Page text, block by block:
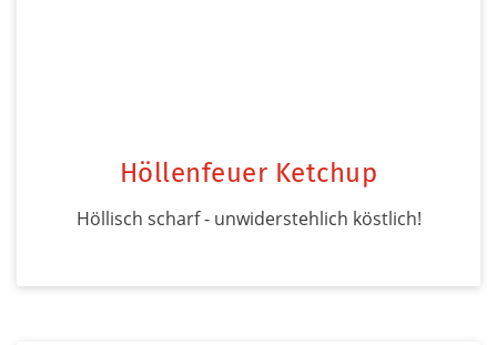
Höllenfeuer Ketchup
Höllisch scharf - unwiderstehlich köstlich!